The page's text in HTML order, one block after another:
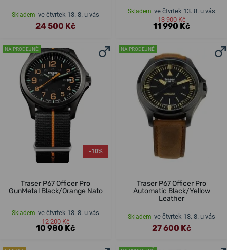
Skladem ve čtvrtek 13. 8. u vás
24 500 Kč
Skladem ve čtvrtek 13. 8. u vás
13 900 Kč
11 990 Kč
NA PRODEJNĚ
-10%
Traser P67 Officer Pro
GunMetal Black/Orange Nato
Skladem ve čtvrtek 13. 8. u vás
12 200 Kč
10 980 Kč
NA PRODEJNĚ
Traser P67 Officer Pro
Automatic Black/Yellow
Leather
Skladem ve čtvrtek 13. 8. u vás
27 600 Kč